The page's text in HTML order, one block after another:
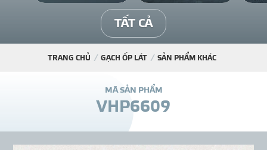
THƯ
TẤT CẢ
TRANG CHỦ GẠCH ỐP LÁT SẢN PHẨM KHÁC
MÃ SẢN PHẨM
VHP6609